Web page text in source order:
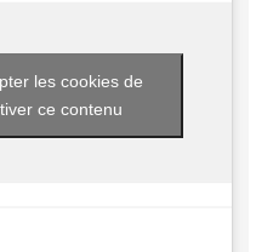
les cookies de
ce contenu